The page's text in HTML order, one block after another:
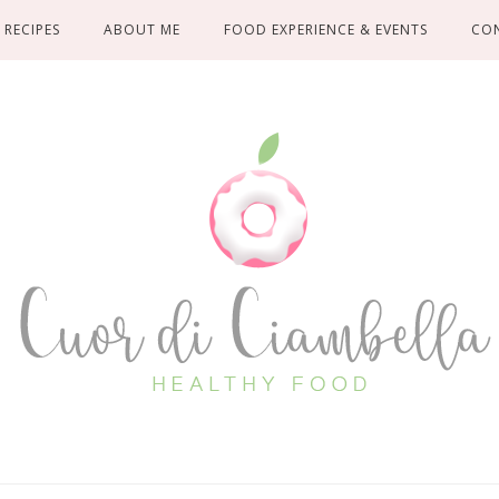
RECIPES ABOUT ME FOOD EXPERIENCE & EVENTS